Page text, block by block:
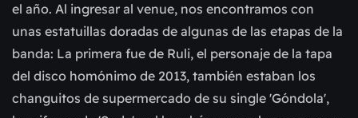
el año. Al ingresar al venue, nos encontramos con
unas estatuillas doradas de algunas de las etapas de la
banda: La primera fue de Ruli, el personaje de la tapa
del disco homónimo de 2013, también estaban los
changuitos de supermercado de su single 'Góndola',